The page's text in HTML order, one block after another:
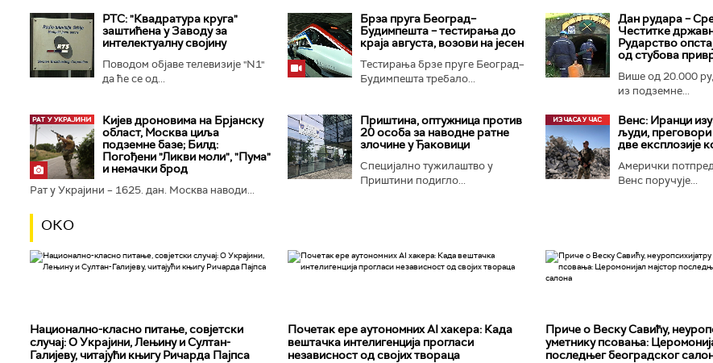
РТС: "Квадратура круга"
заштићена у Заводу за
интелектуалну својину
Поводом објаве телевизије "N1"
да ће се од...
Брза пруга Београд–
Будимпешта – тестирања до
краја августа, возови на јесен
Тестирања брзе пруге Београд–
Будимпешта требало...
Дан рудара –
Честитке
Рударство
од стубова
Више од 20.000
из подземне...
Кијев дроновима на Брјанску
област, Москва циља
подземне базе; Билд:
Погођени "Ликви моли", "Пума"
и немачки брод
Рат у Украјини – 1625. дан. Москва наводи...
Приштина, оптужница против
20 особа за наводне ратне
злочине у Ђаковици
Специјално тужилаштво у
Приштини подигло...
Венс: Иранци
људи, преговори
две експлозије
Амерички
Венс поручује...
ОКО
Национално-класнo питање, совјетски
случај: О Украјини, Лењину и Султан-
Галијеву, читајући књигу Ричарда Пајпса
Почетак ере аутономних AI хакера: Када
вештачка интелигенција прогласи
независност од својих твораца
Приче о Веску Савићу,
уметнику псовања:
последњег београдског